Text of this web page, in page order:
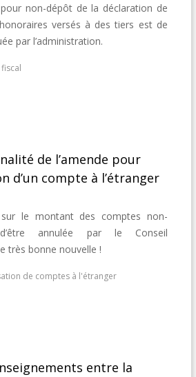
pour non-dépôt de la déclaration de
versés à des tiers est de
par l’administration.
de l’amende pour
d’un compte à l’étranger
sur le montant des comptes non-
annulée par le Conseil
très bonne nouvelle !
de comptes à l'étranger
entre la